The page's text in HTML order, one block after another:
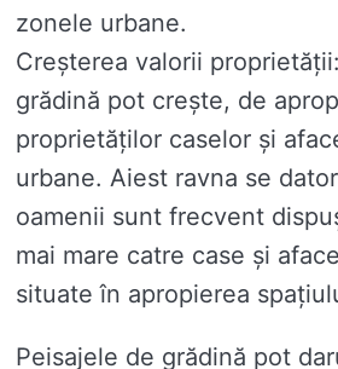
zonele urbane.
Creșterea valorii
grădină pot crește, de
proprietăților caselor și
urbane. Aiest ravna se
oamenii sunt frecvent
mai mare catre case și
situate în apropierea
Peisajele de grădină pot